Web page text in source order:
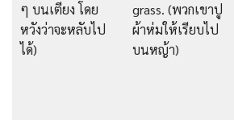
ๆ บนเตียง โดย
หวังว่าจะหลับไป
ได้)
grass. (พวกเขาปู
ผ้าห่มให้เรียบไป
บนหญ้า)